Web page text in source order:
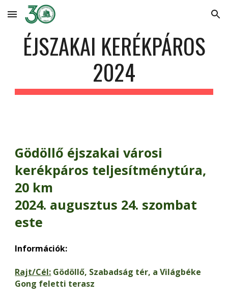
Skip to main content Skip to navigation
ÉJSZAKAI KERÉKPÁROS
2024
Gödöllő éjszakai városi
kerékpáros teljesítménytúra,
20 km
2024. augusztus 24. szombat
este
Információk:
Rajt/Cél: Gödöllő, Szabadság tér, a Világbéke
Gong feletti terasz